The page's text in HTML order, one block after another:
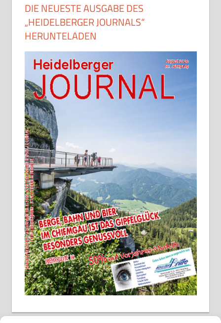
DIE NEUESTE AUSGABE DES
„HEIDELBERGER JOURNALS“
HERUNTELADEN